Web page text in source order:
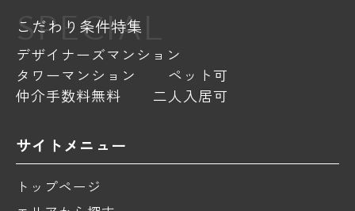
SPECIAL
こだわり条件特集
デザイナーズマンション
タワーマンション
ペット可
仲介手数料無料
二人入居可
サイトメニュー
トップページ